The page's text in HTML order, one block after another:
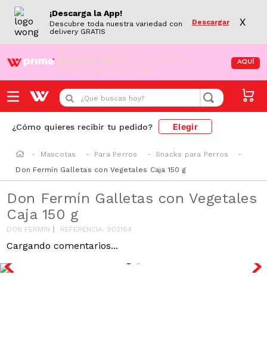
¡Descarga la App!
Descubre toda nuestra variedad con
delivery GRATIS
Descargar X
¡Aún no eres Wong Prime! Aprovecha el
DESPACHO GRATIS en tus compras de
supermercado desde S/79.90
AQUÍ
¿Que buscas hoy?
¿Cómo quieres recibir tu pedido? Elegir
Mascotas Para Perros
Snacks para Perros
Don Fermín Galletas con Vegetales Caja 150 g
Don Fermín Galletas con Vegetales
Caja 150 g
DON FERMIN REFERENCIA: 902164
Cargando comentarios...